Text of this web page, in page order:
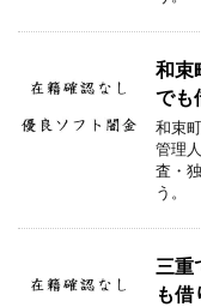
和束
でも
和束
管理
査・
う。
三重
も借